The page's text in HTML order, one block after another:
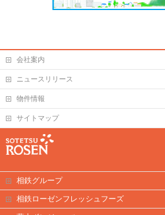
会社案内
ニュースリリース
物件情報
サイトマップ
相鉄グループ
相鉄ローゼンフレッシュフーズ